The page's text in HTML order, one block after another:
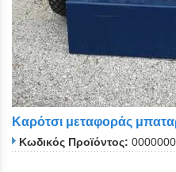
Καρότσι μεταφοράς
Κωδικός Προϊόντος: